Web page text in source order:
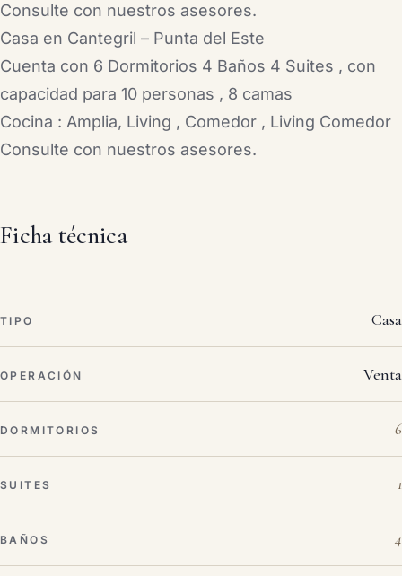
Consulte con nuestros asesores.
Casa en Cantegril – Punta del Este
Cuenta con 6 Dormitorios 4 Baños 4 Suites , con
capacidad para 10 personas , 8 camas
Cocina : Amplia, Living , Comedor , Living Comedor
Consulte con nuestros asesores.
Ficha técnica
TIPO Casa
OPERACIÓN Venta
DORMITORIOS 6
SUITES 1
BAÑOS 4